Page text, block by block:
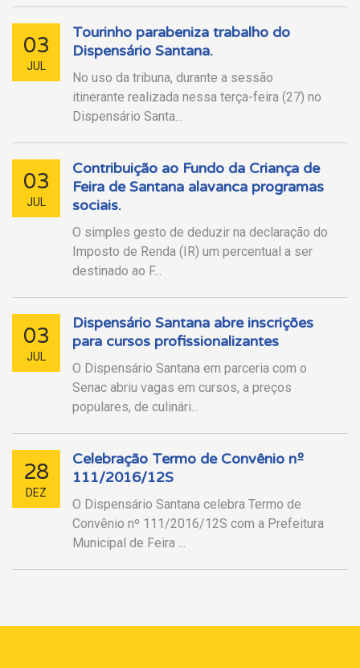
03
JUL
Tourinho parabeniza trabalho do
Dispensário Santana.
No uso da tribuna, durante a sessão
itinerante realizada nessa terça-feira (27) no
Dispensário Santa...
03
JUL
Contribuição ao Fundo da Criança de
Feira de Santana alavanca programas
sociais.
O simples gesto de deduzir na declaração do
Imposto de Renda (IR) um percentual a ser
destinado ao F...
03
JUL
Dispensário Santana abre inscrições
para cursos profissionalizantes
O Dispensário Santana em parceria com o
Senac abriu vagas em cursos, a preços
populares, de culinári...
28
DEZ
Celebração Termo de Convênio nº
111/2016/12S
O Dispensário Santana celebra Termo de
Convênio nº 111/2016/12S com a Prefeitura
Municipal de Feira ...